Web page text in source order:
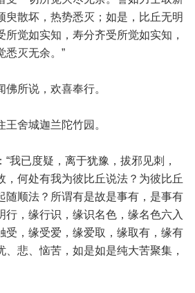
臾散坏，热势悉灭；如是，比丘无明
觉如实知，寿分齐受所觉如实知，
悉灭无余。”
所说，欢喜奉行。
舍城迦兰陀竹园。
我已度疑，离于犹豫，拔邪见刺，
，何处有我为彼比丘说法？为彼比丘
随顺法？所谓有是故是事有，是事有
行，缘行识，缘识名色，缘名色六入
受，缘受爱，缘爱取，缘取有，缘有
悲、恼苦，如是如是纯大苦聚集，